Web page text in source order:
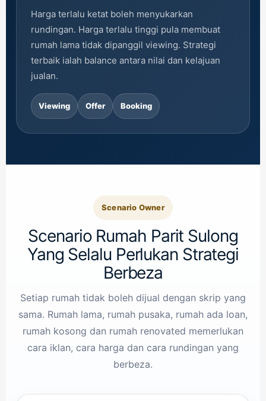
Harga terlalu ketat boleh menyukarkan
rundingan. Harga terlalu tinggi pula membuat
rumah lama tidak dipanggil viewing. Strategi
terbaik ialah balance antara nilai dan kelajuan
jualan.
Viewing Offer Booking
Scenario Owner
Scenario Rumah Parit Sulong
Yang Selalu Perlukan Strategi
Berbeza
Setiap rumah tidak boleh dijual dengan skrip yang
sama. Rumah lama, rumah pusaka, rumah ada loan,
rumah kosong dan rumah renovated memerlukan
cara iklan, cara harga dan cara rundingan yang
berbeza.